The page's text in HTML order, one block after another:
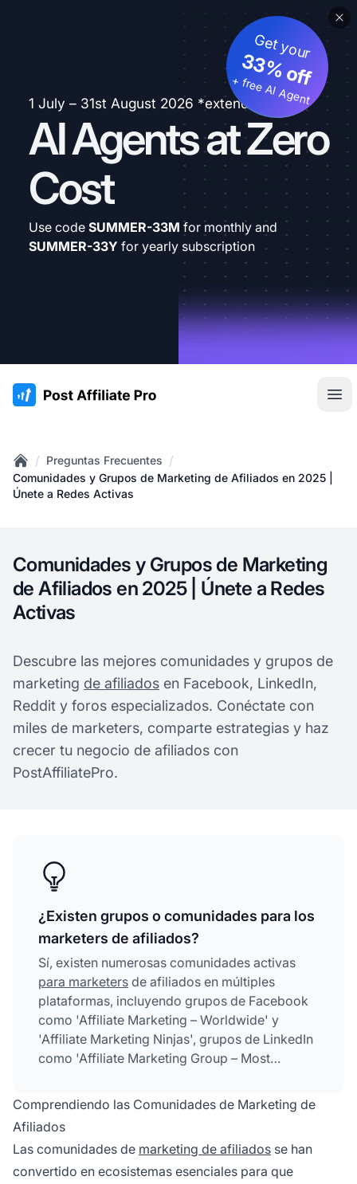
1 July – 31st August 2026 *extended
AI Agents at Zero
Cost
Get your
33% off
+ free AI Agent
Use code SUMMER-33M for monthly and
SUMMER-33Y for yearly subscription
:site.title
Home
/ Preguntas Frecuentes /
Comunidades y Grupos de Marketing de Afiliados en 2025 |
Únete a Redes Activas
Comunidades y Grupos de Marketing
de Afiliados en 2025 | Únete a Redes
Activas
Descubre las mejores comunidades y grupos de
marketing de afiliados en Facebook, LinkedIn,
Reddit y foros especializados. Conéctate con
miles de marketers, comparte estrategias y haz
crecer tu negocio de afiliados con
PostAffiliatePro.
¿Existen grupos o comunidades para los
marketers de afiliados?
Sí, existen numerosas comunidades activas
para marketers de afiliados en múltiples
plataformas, incluyendo grupos de Facebook
como 'Affiliate Marketing – Worldwide' y
'Affiliate Marketing Ninjas', grupos de LinkedIn
como 'Affiliate Marketing Group – Most
como affLIFT y AffiliateFix, comunidades en
Reddit y emergentes grupos de Discord y
Slack donde los marketers comparten
estrategias, hacen networking y colaboran.
Comprendiendo las Comunidades de Marketing de
Afiliados
Las comunidades de marketing de afiliados se han
convertido en ecosistemas esenciales para que